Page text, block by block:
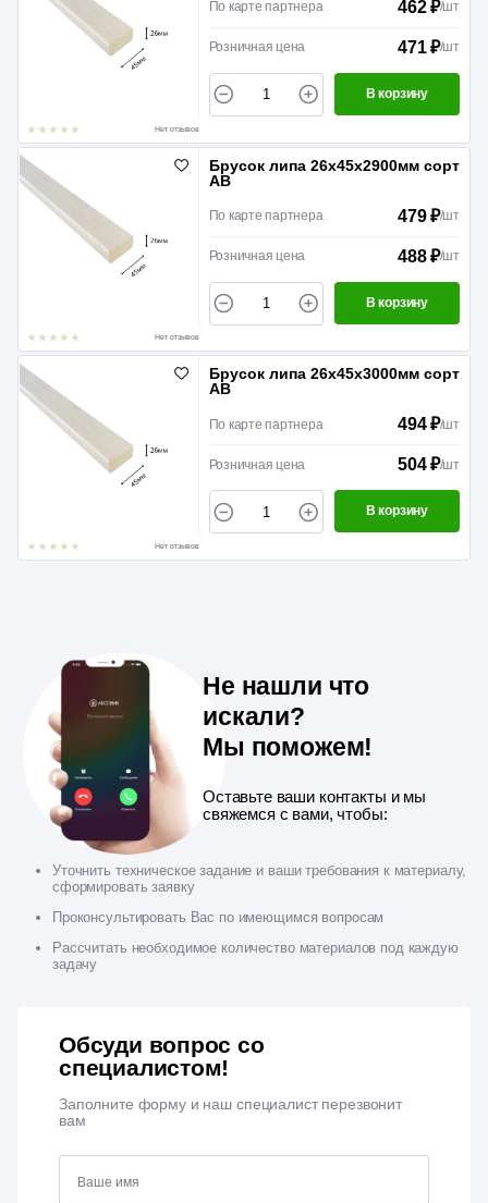
Нет отзывов
По карте партнера 462 ₽/шт
Розничная цена 471 ₽/шт
В корзину
Нет отзывов
Брусок липа 26х45х2900мм сорт
АВ
По карте партнера 479 ₽/шт
Розничная цена 488 ₽/шт
В корзину
Нет отзывов
Брусок липа 26х45х3000мм сорт
АВ
По карте партнера 494 ₽/шт
Розничная цена 504 ₽/шт
В корзину
Не нашли что
искали?
Мы поможем!
Оставьте ваши контакты и мы
свяжемся с вами, чтобы:
Уточнить техническое задание и ваши требования к материалу,
сформировать заявку
Проконсультировать Вас по имеющимся вопросам
Рассчитать необходимое количество материалов под каждую
задачу
Обсуди вопрос со
специалистом!
Заполните форму и наш специалист перезвонит
вам